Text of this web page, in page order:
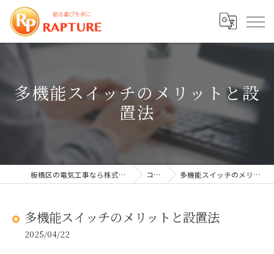
多機能スイッチのメリットと設
置法
板橋区の電気工事なら株式会社ラプチャー コラム 多機能スイッチのメリットと設置法
多機能スイッチのメリットと設置法
2025/04/22